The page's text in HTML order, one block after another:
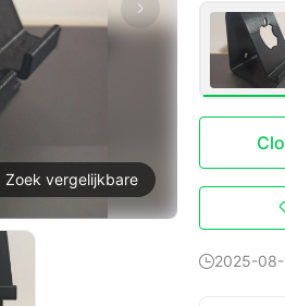
Zoek vergelijkbare
2025-08-